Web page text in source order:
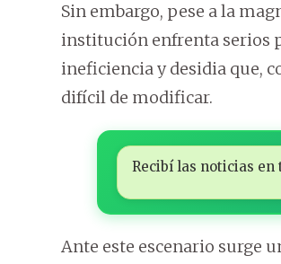
Sin embargo, pese a la
institución enfrenta serios
ineficiencia y desidia que,
difícil de modificar.
Recibí las noticias en
Ante este escenario surge